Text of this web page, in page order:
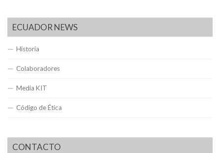
ECUADOR NEWS
Historia
Colaboradores
Media KIT
Código de Ética
CONTACTO